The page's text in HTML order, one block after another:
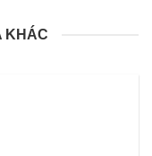
KHÁC